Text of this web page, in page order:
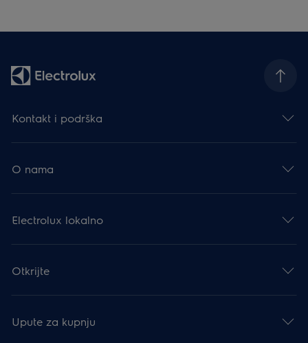
Kontakt i podrška
O nama
Electrolux lokalno
Otkrijte
Upute za kupnju